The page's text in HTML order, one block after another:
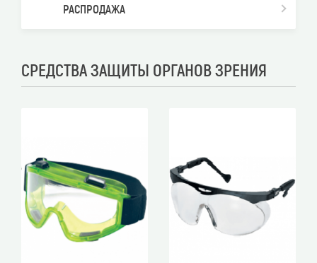
СРЕДСТВА ЗАЩИТЫ ОРГАНОВ ЗРЕНИЯ
РАСПРОДАЖА